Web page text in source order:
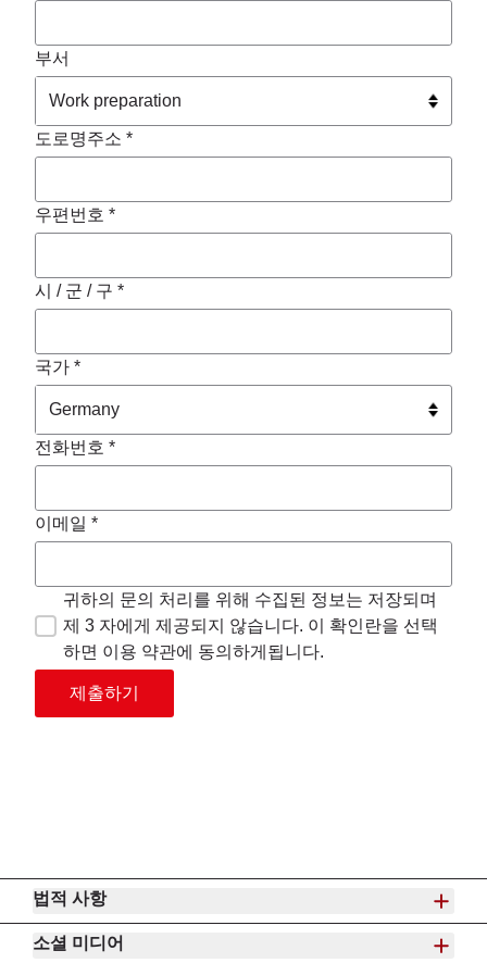
부서
도로명주소 *
우편번호 *
시 / 군 / 구 *
국가 *
전화번호 *
이메일 *
귀하의 문의 처리를 위해 수집된 정보는 저장되며
제 3 자에게 제공되지 않습니다. 이 확인란을 선택
하면 이용 약관에 동의하게됩니다.
제출하기
법적 사항
소셜 미디어